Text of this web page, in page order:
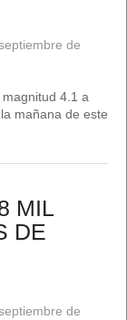
de
4.1 a
mañana de este
MIL
DE
de